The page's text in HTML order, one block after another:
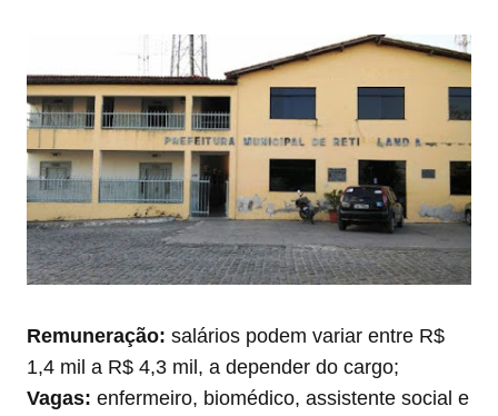
Remuneração: salários podem variar entre R$
1,4 mil a R$ 4,3 mil, a depender do cargo;
Vagas: enfermeiro, biomédico, assistente social e